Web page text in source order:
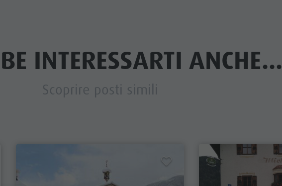
INTERESSARTI ANCHE...
Scoprire posti simili